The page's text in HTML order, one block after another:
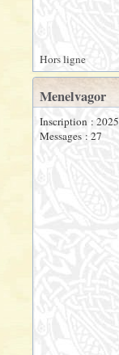
Hors ligne
Menelvagor
Inscription : 2025
Messages : 27